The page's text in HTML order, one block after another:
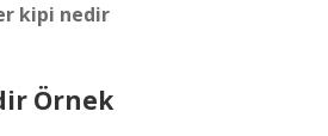
kipi nedir
Örnek